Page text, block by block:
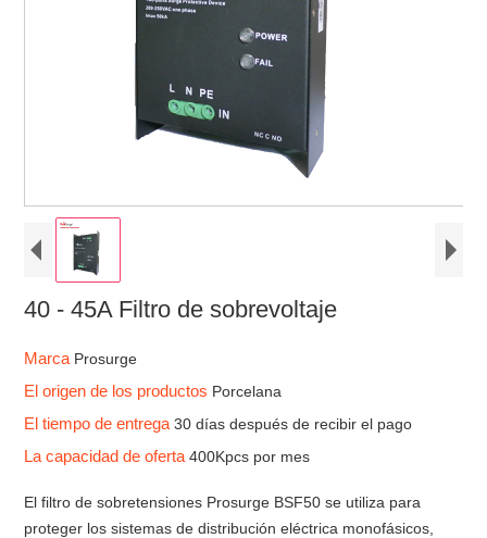
40 - 45A Filtro de sobrevoltaje
Marca Prosurge
El origen de los productos Porcelana
El tiempo de entrega30 días después de recibir el pago
La capacidad de oferta400Kpcs por mes
El filtro de sobretensiones Prosurge BSF50 se utiliza para
proteger los sistemas de distribución eléctrica monofásicos,